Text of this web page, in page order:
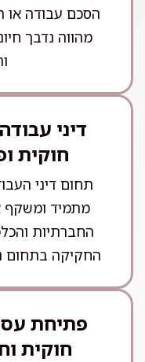
הסכם עבודה או
מהווה נדבך
דיני
חוקית
תחום דיני
מתמיד ומשקף
החברתיות
החקיקה בתחום
פתיחת
חוקית